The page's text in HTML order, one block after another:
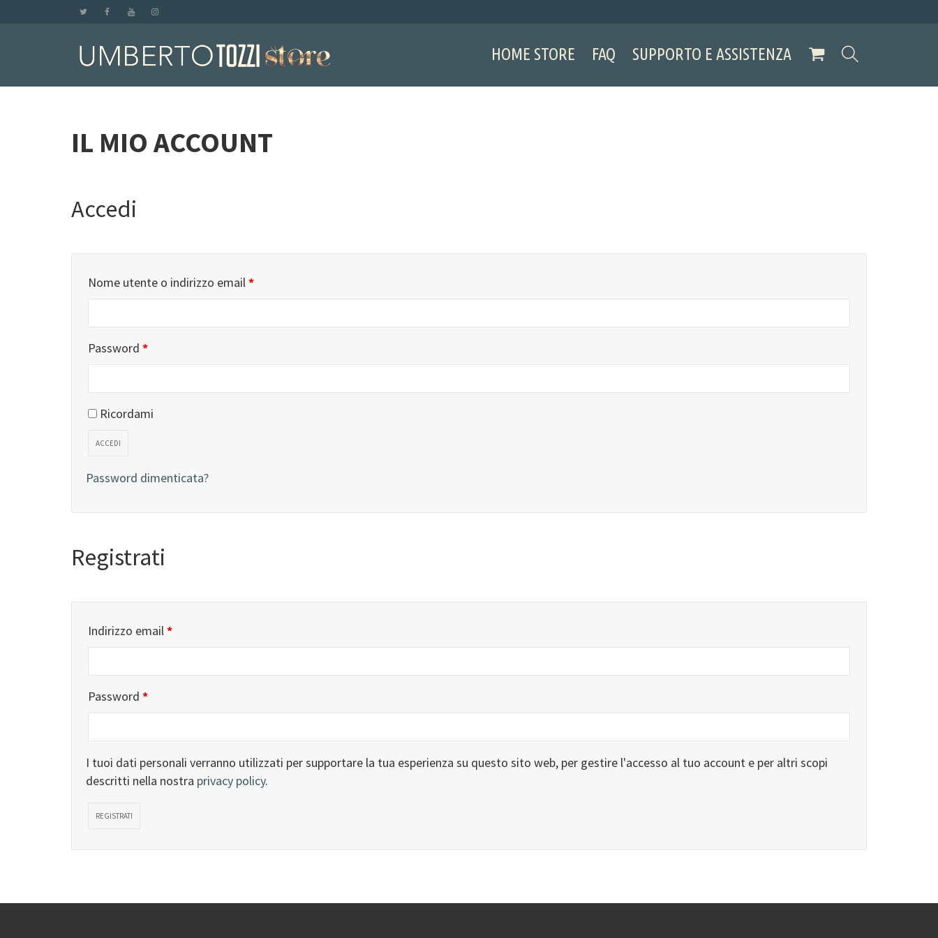
HOME STORE FAQ SUPPORTO E ASSISTENZA
IL MIO ACCOUNT
Accedi
Nome utente o indirizzo email*
Password *
Ricordami
ACCEDI
Password dimenticata?
Registrati
Indirizzo email *
Password *
I tuoi dati personali verranno utilizzati per supportare la tua esperienza su questo sito web, per gestire l'accesso al tuo account e per altri scopi
descritti nella nostra privacy policy.
REGISTRATI